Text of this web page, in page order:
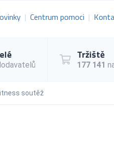
Centrum pomoci
Tržiště
177 141
soutěž